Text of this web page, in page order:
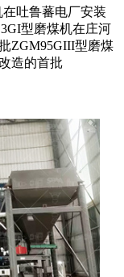
吐鲁蕃电厂安装
型磨煤机在庄河
ZGM95GIII型磨煤
造的首批